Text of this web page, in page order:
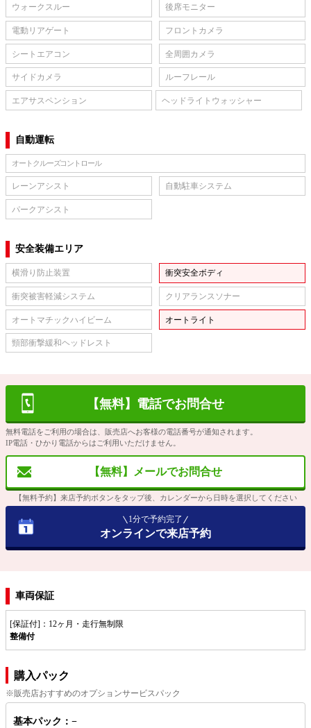
ウォークスルー 後席モニター
電動リアゲート フロントカメラ
シートエアコン 全周囲カメラ
サイドカメラ ルーフレール
エアサスペンション ヘッドライトウォッシャー
自動運転
オートクルーズコントロール
レーンアシスト 自動駐車システム
パークアシスト
安全装備エリア
横滑り防止装置 衝突安全ボディ
衝突被害軽減システム クリアランスソナー
オートマチックハイビーム オートライト
頸部衝撃緩和ヘッドレスト
【無料】電話でお問合せ
無料電話をご利用の場合は、販売店へお客様の電話番号が通知されます。
IP電話・ひかり電話からはご利用いただけません。
【無料】メールでお問合せ
【無料予約】来店予約ボタンをタップ後、カレンダーから日時を選択してください
1分で予約完了
オンラインで来店予約
車両保証
[保証付]：12ヶ月・走行無制限
整備付
購入パック
※販売店おすすめのオプションサービスパック
基本パック：−